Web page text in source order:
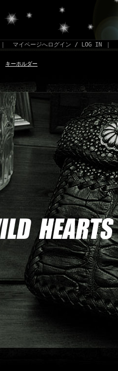
マイページへログイン / LOG IN
キーホルダー